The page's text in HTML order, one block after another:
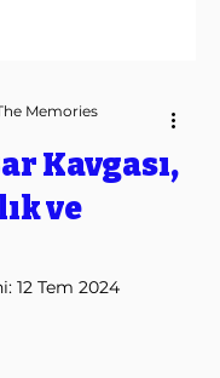
Kavgası,
ve
Memories
12 Tem 2024